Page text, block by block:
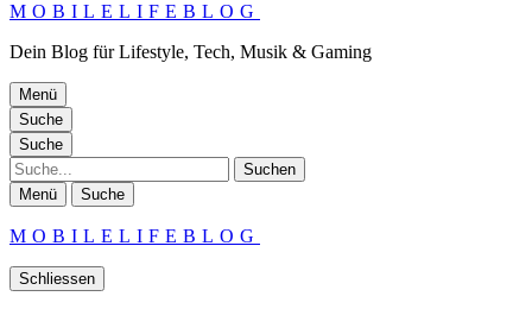
MOBILELIFEBLOG
Dein Blog für Lifestyle, Tech, Musik & Gaming
Menü
Suche
Suche
Suche
Menü Suche
MOBILELIFEBLOG
Schliessen